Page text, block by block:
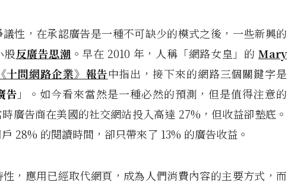
性，在承認廣告是一種不可缺少的模式之後，一些新興的
股反廣告思潮 。早在 2010 年，人稱「網路女皇」的Mary
問網路企業》報告中指出，接下來的網路三個關鍵字是
告 」。如今看來當然是一種必然的預測，但是值得注意的
廣告商在美國的社交網站投入高達 27%，但收益卻墊底。
28% 的閱讀時間，卻只帶來了 13% 的廣告收益。
，應用已經取代網頁，成為人們消費內容的主要方式，而